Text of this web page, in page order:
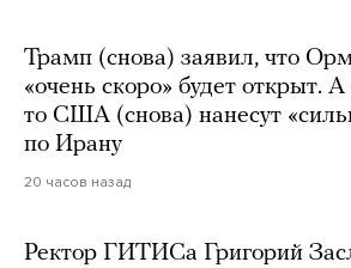
Трамп (снова) заявил, что
«очень скоро» будет открыт. А
то США (снова) нанесут
по Ирану
20 часов назад
Ректор ГИТИСа Григорий